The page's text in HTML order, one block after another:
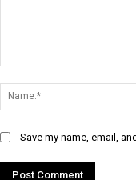
Save my name, email,